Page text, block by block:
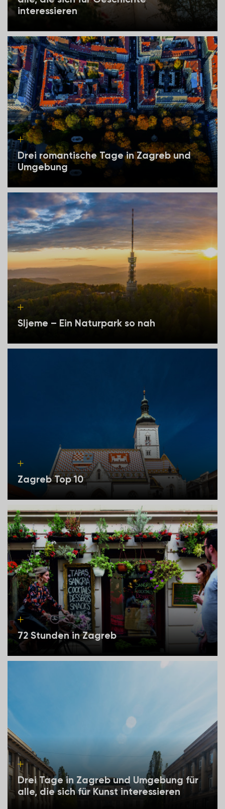
interessieren
Drei romantische Tage in Zagreb und
Umgebung
Sljeme – Ein Naturpark so nah
Zagreb Top 10
72 Stunden in Zagreb
Drei Tage in Zagreb und Umgebung für
alle, die sich für Kunst interessieren